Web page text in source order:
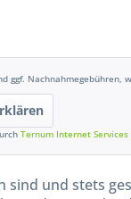
ggf. Nachnahmegebühren,
Ternum Internet Services
sind und stets